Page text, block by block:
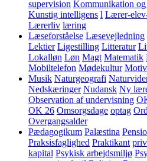
supervision Kommunikation
Kunstig intelligens l Lærer-
Lærerliv læring
Læseforståelse Læsevejledning
Lektier Ligestilling Litteratur
Lokalløn Løn Magt Matematik
Mobiltelefon Mødekultur
Musik Naturgeografi
Nedskæringer Nudansk Ny
Observation af undervisning
OK 26 Omsorgsdage optag
Overgangsalder
Pædagogikum Palæstina
Praksisfaglighed Praktikant
kapital Psykisk arbejdsmiljø